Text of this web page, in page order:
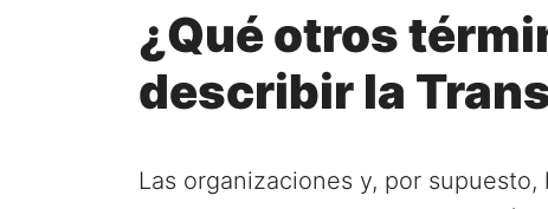
¿Qué otros
describir la
Las organizaciones y, por